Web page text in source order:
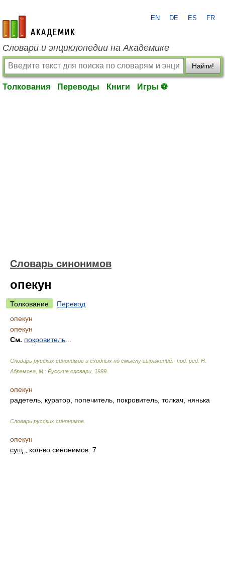
academic.ru
EN DE ES FR
Словари и энциклопедии на Академике
Найти!
Толкования Переводы Книги Игры ⚽
Словарь синонимов
опекун
Толкование
Перевод
опекун
опекун
См. покровитель
Словарь русских синонимов и сходных по смыслу выражений.- под. ред. Н.
Абрамова, М.: Русские словари 1999
опекун
радетель, куратор, попечитель, покровитель, толкач, нянька
Словарь русских синонимов
опекун
сущ.
, кол-во синонимов: 7